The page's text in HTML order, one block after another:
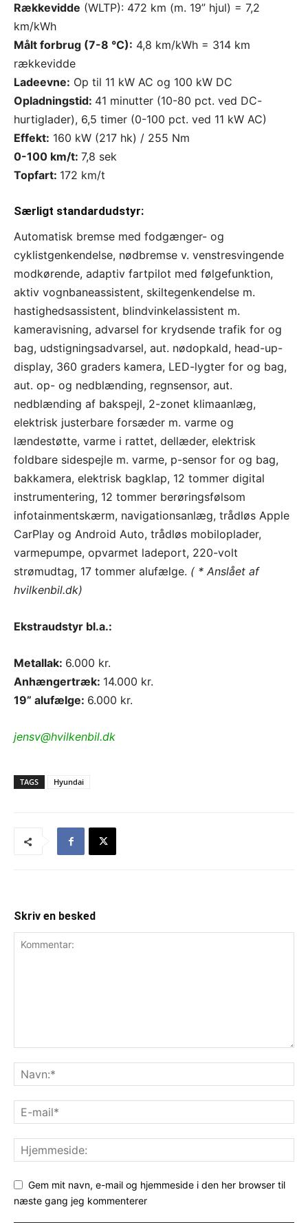
Rækkevidde (WLTP): 472 km (m. 19” hjul) = 7,2
km/kWh
Målt forbrug (7-8 °C): 4,8 km/kWh = 314 km
rækkevidde
Ladeevne: Op til 11 kW AC og 100 kW DC
Opladningstid: 41 minutter (10-80 pct. ved DC-
hurtiglader), 6,5 timer (0-100 pct. ved 11 kW AC)
Effekt: 160 kW (217 hk) / 255 Nm
0-100 km/t: 7,8 sek
Topfart: 172 km/t
Særligt standardudstyr:
Automatisk bremse med fodgænger- og
cyklistgenkendelse, nødbremse v. venstresvingende
modkørende, adaptiv fartpilot med følgefunktion,
aktiv vognbaneassistent, skiltegenkendelse m.
hastighedsassistent, blindvinkelassistent m.
kameravisning, advarsel for krydsende trafik for og
bag, udstigningsadvarsel, aut. nødopkald, head-up-
display, 360 graders kamera, LED-lygter for og bag,
aut. op- og nedblænding, regnsensor, aut.
nedblænding af bakspejl, 2-zonet klimaanlæg,
elektrisk justerbare forsæder m. varme og
lændestøtte, varme i rattet, dellæder, elektrisk
foldbare sidespejle m. varme, p-sensor for og bag,
bakkamera, elektrisk bagklap, 12 tommer digital
instrumentering, 12 tommer berøringsfølsom
infotainmentskærm, navigationsanlæg, trådløs Apple
CarPlay og Android Auto, trådløs mobiloplader,
varmepumpe, opvarmet ladeport, 220-volt
strømudtag, 17 tommer alufælge. ( * Anslået af
hvilkenbil.dk)
Ekstraudstyr bl.a.:
Metallak: 6.000 kr.
Anhængertræk: 14.000 kr.
19” alufælge: 6.000 kr.
jensv@hvilkenbil.dk
TAGS Hyundai
Skriv en besked
Gem mit navn, e-mail og hjemmeside i den her browser til
næste gang jeg kommenterer